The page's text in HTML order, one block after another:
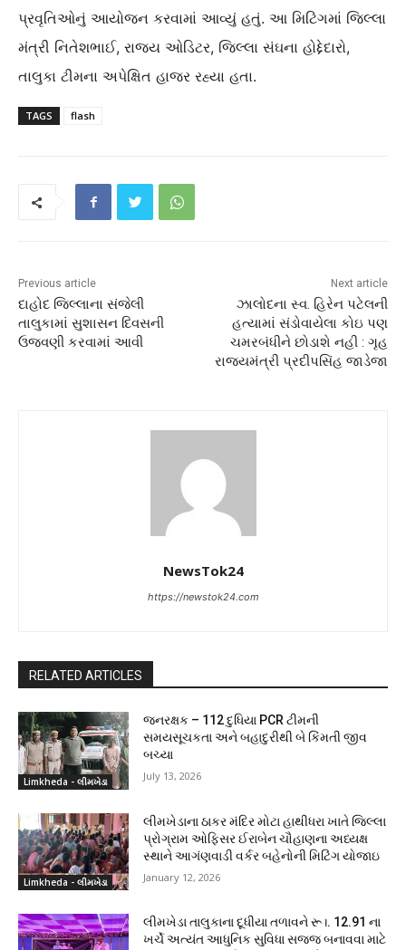
પ્રવૃતિઓનું આયોજન કરવામાં આવ્યું હતું. આ મિટિંગમાં જિલ્લા
મંત્રી નિતેશભાઈ, રાજ્ય ઓડિટર, જિલ્લા સંઘના હોદ્દેદારો,
તાલુકા ટીમના અપેક્ષિત હાજર રહ્યા હતા.
TAGS flash
Previous article
દાહોદ જિલ્લાના સંજેલી
તાલુકામાં સુશાસન દિવસની
ઉજવણી કરવામાં આવી
Next article
ઝાલોદના સ્વ. હિરેન પટેલની
હત્યામાં સંડોવાયેલા કોઇ પણ
ચમરબંધીને છોડાશે નહી : ગૃહ
રાજ્યમંત્રી પ્રદીપસિંહ જાડેજા
NewsTok24
https://newstok24.com
RELATED ARTICLES
Limkheda - લીમખેડા
જનરક્ષક – 112 દુધિયા PCR ટીમની
સમયસૂચકતા અને બહાદુરીથી બે કિંમતી જીવ
બચ્યા
July 13, 2026
Limkheda - લીમખેડા
લીમખેડાના ઠાકર મંદિર મોટા હાથીધરા ખાતે જિલ્લા
પ્રોગ્રામ ઓફિસર ઈરાબેન ચૌહાણના અધ્યક્ષ
સ્થાને આગંણવાડી વર્કર બહેનોની મિટિંગ યોજાઇ
January 12, 2026
લીમખેડા તાલુકાના દૂધીયા તળાવને રૂ।. 12.91 ના
ખર્ચે અત્યંત આધુનિક સુવિધા સજ્જ બનાવવા માટે